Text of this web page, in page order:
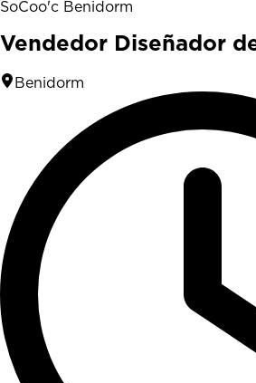
SoCoo'c Benidorm
Vendedor Diseñador
Benidorm